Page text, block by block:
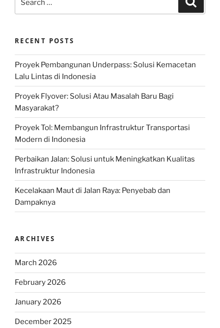
RECENT POSTS
Proyek Pembangunan Underpass: Solusi Kemacetan
Lalu Lintas di Indonesia
Proyek Flyover: Solusi Atau Masalah Baru Bagi
Masyarakat?
Proyek Tol: Membangun Infrastruktur Transportasi
Modern di Indonesia
Perbaikan Jalan: Solusi untuk Meningkatkan Kualitas
Infrastruktur Indonesia
Kecelakaan Maut di Jalan Raya: Penyebab dan
Dampaknya
ARCHIVES
March 2026
February 2026
January 2026
December 2025